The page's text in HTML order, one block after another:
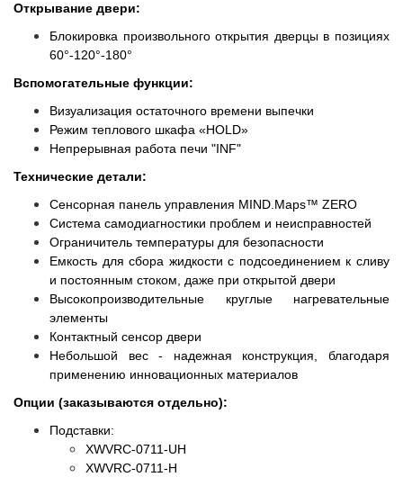
Открывание двери:
Блокировка произвольного открытия дверцы в позициях
60°-120°-180°
Вспомогательные функции:
Визуализация остаточного времени выпечки
Режим теплового шкафа «HOLD»
Непрерывная работа печи "INF"
Технические детали:
Сенсорная панель управления MIND.Maps™ ZERO
Система самодиагностики проблем и неисправностей
Ограничитель температуры для безопасности
Емкость для сбора жидкости с подсоединением к сливу
и постоянным стоком, даже при открытой двери
Высокопроизводительные круглые нагревательные
элементы
Контактный сенсор двери
Небольшой вес - надежная конструкция, благодаря
применению инновационных материалов
Опции (заказываются отдельно):
Подставки:​
XWVRC-0711-UH
XWVRC-0711-H